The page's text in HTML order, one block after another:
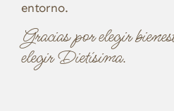
entorno.
Gracias por elegir
elegir Dietísima.